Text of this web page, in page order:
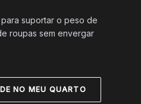
suportar o peso de
roupas sem envergar
NO MEU QUARTO